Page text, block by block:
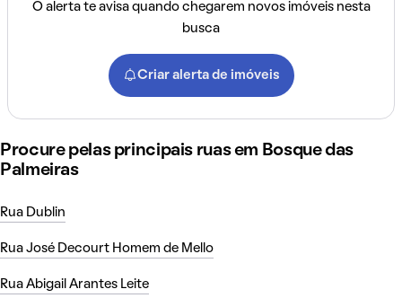
O alerta te avisa quando chegarem novos imóveis nesta
busca
Criar alerta de imóveis
Procure pelas principais ruas em Bosque das
Palmeiras
Rua Dublin
Rua José Decourt Homem de Mello
Rua Abigail Arantes Leite